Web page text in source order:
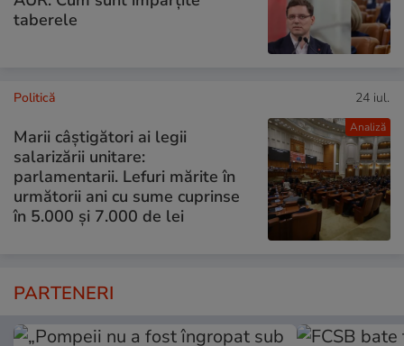
taberele
Analiză
Politică 24 iul.
Marii câștigători ai legii
salarizării unitare:
parlamentarii. Lefuri mărite în
următorii ani cu sume cuprinse
în 5.000 și 7.000 de lei
PARTENERI